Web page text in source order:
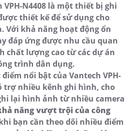
N4408 là một thiết bị ghi
thiết kế để sử dụng cho
Với khả năng hoạt động ổn
đáp ứng được nhu cầu quan
chất lượng cao từ các dự án
trình dân dụng.
nổi bật của Vantech VPH-
trợ nhiều kênh ghi hình, cho
lại hình ảnh từ nhiều camera
năng vượt trội của công
bạn cần theo dõi nhiều điểm